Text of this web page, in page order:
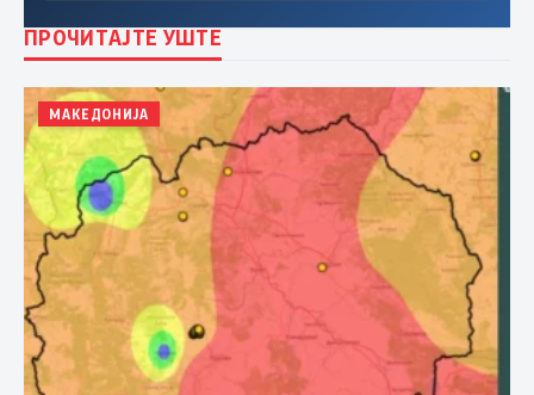
ПРОЧИТАЈТЕ УШТЕ
МАКЕДОНИЈА